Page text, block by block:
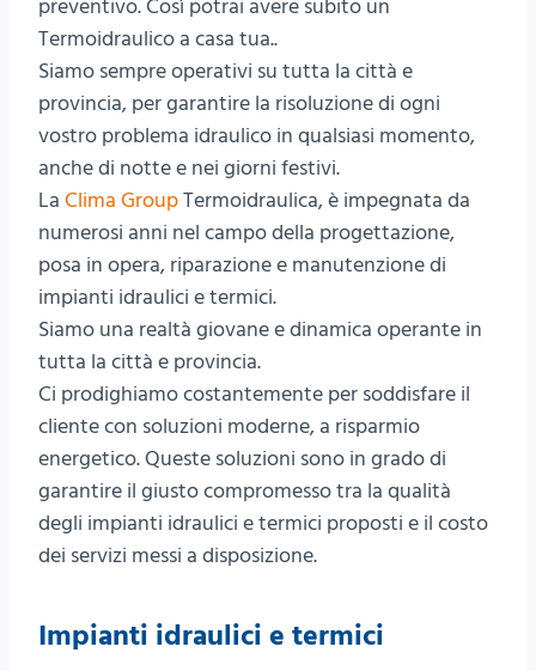
preventivo. Così potrai avere subito un
Termoidraulico a casa tua..
Siamo sempre operativi su tutta la città e
provincia, per garantire la risoluzione di ogni
vostro problema idraulico in qualsiasi momento,
anche di notte e nei giorni festivi.
La Clima GroupTermoidraulica, è impegnata da
numerosi anni nel campo della progettazione,
posa in opera, riparazione e manutenzione di
impianti idraulici e termici.
Siamo una realtà giovane e dinamica operante in
tutta la città e provincia.
Ci prodighiamo costantemente per soddisfare il
cliente con soluzioni moderne, a risparmio
energetico. Queste soluzioni sono in grado di
garantire il giusto compromesso tra la qualità
degli impianti idraulici e termici proposti e il costo
dei servizi messi a disposizione.
Impianti idraulici e termici